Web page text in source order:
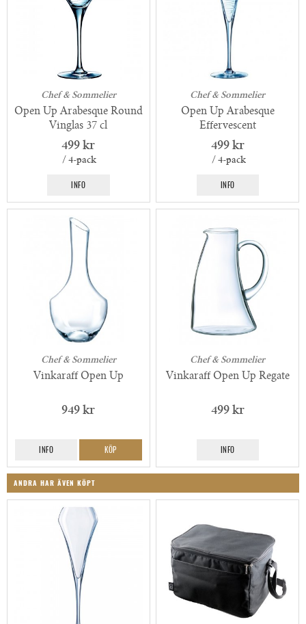
Chef & Sommelier
Open Up Arabesque Round
Vinglas 37 cl
499 kr
/ 4-pack
INFO
Chef & Sommelier
Open Up Arabesque
Effervescent
Champagneglas 20 cl
499 kr
/ 4-pack
INFO
Chef & Sommelier
Vinkaraff Open Up
949 kr
INFO KÖP
Chef & Sommelier
Vinkaraff Open Up Regate
499 kr
INFO
ANDRA HAR ÄVEN KÖPT